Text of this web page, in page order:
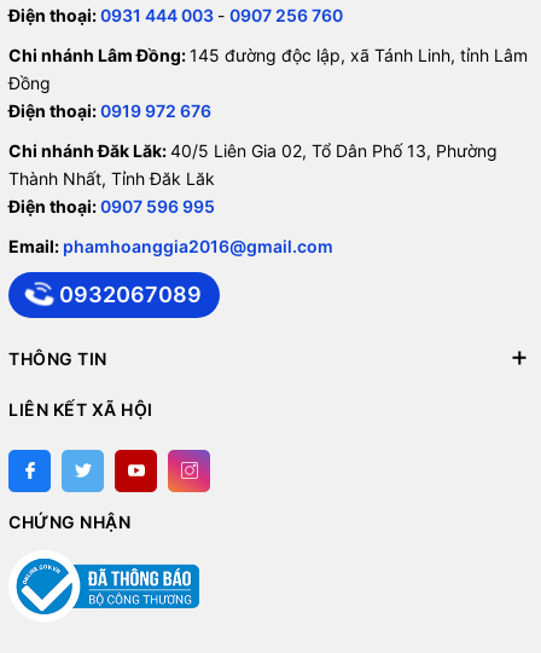
Điện thoại:0931 444 003 - 0907 256 760
Chi nhánh Lâm Đồng:145 đường độc lập, xã Tánh Linh, tỉnh Lâm
Đồng
Điện thoại:0919 972 676
Chi nhánh Đăk Lăk:40/5 Liên Gia 02, Tổ Dân Phố 13, Phường
Thành Nhất, Tỉnh Đăk Lăk
Điện thoại:0907 596 995
Email: phamhoanggia2016@gmail.com
0932067089
THÔNG TIN
LIÊN KẾT XÃ HỘI
CHỨNG NHẬN